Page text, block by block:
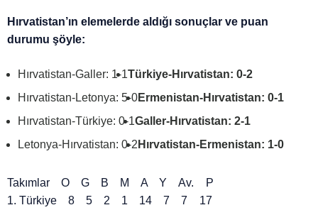
Hırvatistan’ın elemelerde aldığı sonuçlar ve puan
durumu şöyle:
Hırvatistan-Galler: 1-1Türkiye-Hırvatistan: 0-2
Hırvatistan-Letonya: 5-0Ermenistan-Hırvatistan: 0-1
Hırvatistan-Türkiye: 0-1Galler-Hırvatistan: 2-1
Letonya-Hırvatistan: 0-2 Hırvatistan-Ermenistan: 1-0
Takımlar O G B M A Y Av. P
1. Türkiye 8 5 2 1 14 7 7 17